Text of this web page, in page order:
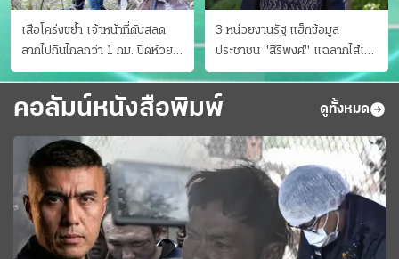
เสือโคร่งขย้ำ เจ้าหน้าที่ดับสลด
ลากไปกินไกลกว่า 1 กม. ปิดห้วย
ขาแข้งชั่วคราว
3 หน่วยงานรัฐ แฮ็กข้อมูล
ประชาชน "สิริพงศ์" แฉลากไส้เอง
"หนู" กอด "หนิม" สยบลือ
คอลัมน์หนังสือพิมพ์ ดูทั้งหมด